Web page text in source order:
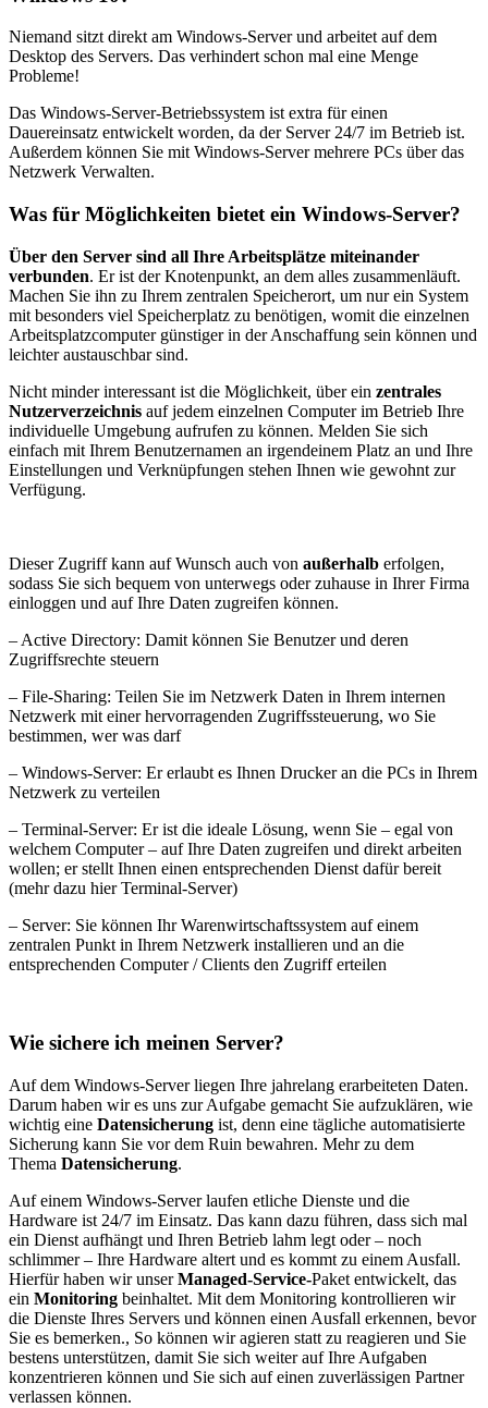
Niemand sitzt direkt am Windows-Server und arbeitet auf dem
Desktop des Servers. Das verhindert schon mal eine Menge
Probleme!
Das Windows-Server-Betriebssystem ist extra für einen
Dauereinsatz entwickelt worden, da der Server 24/7 im Betrieb ist.
Außerdem können Sie mit Windows-Server mehrere PCs über das
Netzwerk Verwalten.
Was für Möglichkeiten bietet ein Windows-Server?
Über den Server sind all Ihre Arbeitsplätze miteinander
verbunden. Er ist der Knotenpunkt, an dem alles zusammenläuft.
Machen Sie ihn zu Ihrem zentralen Speicherort, um nur ein System
mit besonders viel Speicherplatz zu benötigen, womit die einzelnen
Arbeitsplatzcomputer günstiger in der Anschaffung sein können und
leichter austauschbar sind.
Nicht minder interessant ist die Möglichkeit, über ein zentrales
Nutzerverzeichnis auf jedem einzelnen Computer im Betrieb Ihre
individuelle Umgebung aufrufen zu können. Melden Sie sich
einfach mit Ihrem Benutzernamen an irgendeinem Platz an und Ihre
Einstellungen und Verknüpfungen stehen Ihnen wie gewohnt zur
Verfügung.
Dieser Zugriff kann auf Wunsch auch von außerhalb erfolgen,
sodass Sie sich bequem von unterwegs oder zuhause in Ihrer Firma
einloggen und auf Ihre Daten zugreifen können.
– Active Directory: Damit können Sie Benutzer und deren
Zugriffsrechte steuern
– File-Sharing: Teilen Sie im Netzwerk Daten in Ihrem internen
Netzwerk mit einer hervorragenden Zugriffssteuerung, wo Sie
bestimmen, wer was darf
– Windows-Server: Er erlaubt es Ihnen Drucker an die PCs in Ihrem
Netzwerk zu verteilen
– Terminal-Server: Er ist die ideale Lösung, wenn Sie – egal von
welchem Computer – auf Ihre Daten zugreifen und direkt arbeiten
wollen; er stellt Ihnen einen entsprechenden Dienst dafür bereit
(mehr dazu hier Terminal-Server)
– Server: Sie können Ihr Warenwirtschaftssystem auf einem
zentralen Punkt in Ihrem Netzwerk installieren und an die
entsprechenden Computer / Clients den Zugriff erteilen
Wie sichere ich meinen Server?
Auf dem Windows-Server liegen Ihre jahrelang erarbeiteten Daten.
Darum haben wir es uns zur Aufgabe gemacht Sie aufzuklären, wie
wichtig eine Datensicherung ist, denn eine tägliche automatisierte
Sicherung kann Sie vor dem Ruin bewahren. Mehr zu dem
Thema Datensicherung.
Auf einem Windows-Server laufen etliche Dienste und die
Hardware ist 24/7 im Einsatz. Das kann dazu führen, dass sich mal
ein Dienst aufhängt und Ihren Betrieb lahm legt oder – noch
schlimmer – Ihre Hardware altert und es kommt zu einem Ausfall.
Hierfür haben wir unserManaged-Service-Paket entwickelt, das
ein Monitoring beinhaltet. Mit dem Monitoring kontrollieren wir
die Dienste Ihres Servers und können einen Ausfall erkennen, bevor
Sie es bemerken., So können wir agieren statt zu reagieren und Sie
bestens unterstützen, damit Sie sich weiter auf Ihre Aufgaben
konzentrieren können und Sie sich auf einen zuverlässigen Partner
verlassen können.